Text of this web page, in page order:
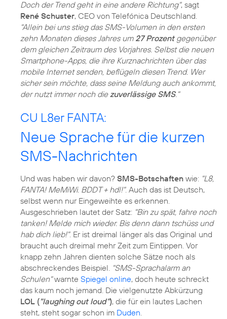
Doch der Trend geht in eine andere Richtung", sagt
René Schuster, CEO von Telefónica Deutschland.
"Allein bei uns stieg das SMS-Volumen in den ersten
zehn Monaten dieses Jahres um 27 Prozentgegenüber
dem gleichen Zeitraum des Vorjahres. Selbst die neuen
Smartphone-Apps, die ihre Kurznachrichten über das
mobile Internet senden, beflügeln diesen Trend. Wer
sicher sein möchte, dass seine Meldung auch ankommt,
der nutzt immer noch diezuverlässige SMS."
CU L8er FANTA:
Neue Sprache für die kurzen
SMS-Nachrichten
Und was haben wir davon? SMS-Botschaften wie: "L8,
FANTA! MeMiWi. BDDT + hdl!". Auch das ist Deutsch,
selbst wenn nur Eingeweihte es erkennen.
Ausgeschrieben lautet der Satz: "Bin zu spät, fahre noch
tanken! Melde mich wieder. Bis denn dann tschüss und
hab dich lieb!". Er ist dreimal länger als das Original und
braucht auch dreimal mehr Zeit zum Eintippen. Vor
knapp zehn Jahren dienten solche Sätze noch als
abschreckendes Beispiel. "SMS-Sprachalarm an
Schulen"warnte Spiegel online, doch heute schreckt
das kaum noch jemand. Die vielgenutzte Abkürzung
LOL ("laughing out loud"), die für ein lautes Lachen
steht, steht sogar schon im Duden.